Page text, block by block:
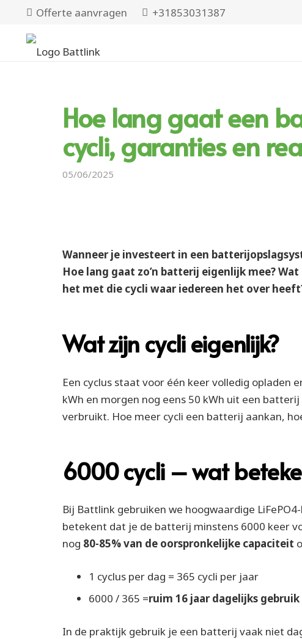
Offerte aanvragen +31853031387
Hoe lang gaat een
cycli, garanties en
05/06/2025
Wanneer je investeert in een
Hoe lang gaat zo’n batterij eigenlijk mee?
het met die cycli waar iedereen het over
Wat zijn cycli eigenlijk?
Een cyclus staat voor één keer volledig opladen
kWh en morgen nog eens 50 kWh uit een
verbruikt. Hoe meer cycli een batterij aankan,
6000 cycli – wat
Bij Battlink gebruiken we hoogwaardige
betekent dat je de batterij minstens 6000 keer
nog 80-85% van de oorspronkelijke capaciteit
1 cyclus per dag = 365 cycli per jaar
6000 / 365 =ruim 16 jaar dagelijks gebruik
In de praktijk gebruik je een batterij vaak niet